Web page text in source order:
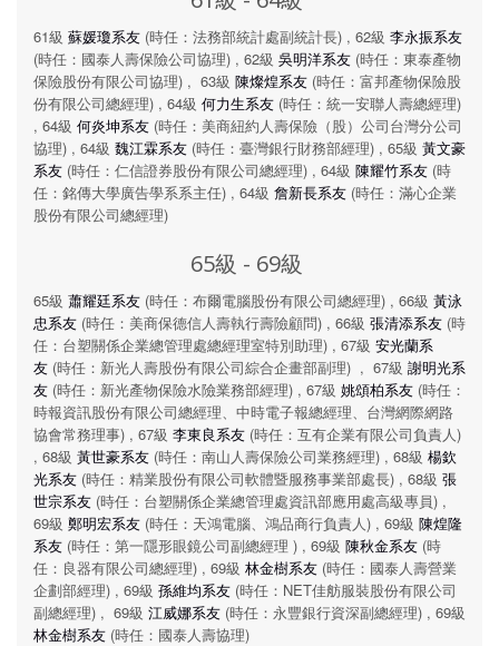
61級 蘇媛瓊系友 (時任：法務部統計處副統計長) , 62級 李永振系友
(時任：國泰人壽保險公司協理) , 62級 吳明洋系友 (時任：東泰產物
保險股份有限公司協理) , 63級 陳燦煌系友 (時任：富邦產物保險股
份有限公司總經理) , 64級 何力生系友 (時任：統一安聯人壽總經理)
, 64級 何炎坤系友 (時任：美商紐約人壽保險（股）公司台灣分公司
協理) , 64級 魏江霖系友 (時任：臺灣銀行財務部經理) , 65級 黃文豪
系友 (時任：仁信證券股份有限公司總經理) , 64級 陳耀竹系友 (時
任：銘傳大學廣告學系系主任) , 64級 詹新長系友 (時任：滿心企業
股份有限公司總經理)
65級 - 69級
65級 蕭耀廷系友 (時任：布爾電腦股份有限公司總經理) , 66級 黃泳
忠系友 (時任：美商保德信人壽執行壽險顧問) , 66級 張清添系友 (時
任：台塑關係企業總管理處總經理室特別助理) , 67級 安光蘭系
友 (時任：新光人壽股份有限公司綜合企畫部副理) , 67級 謝明光系
友 (時任：新光產物保險水險業務部經理) , 67級 姚頌柏系友 (時任：
時報資訊股份有限公司總經理、中時電子報總經理、台灣網際網路
協會常務理事) , 67級 李東良系友 (時任：互有企業有限公司負責人)
, 68級 黃世豪系友 (時任：南山人壽保險公司業務經理) , 68級 楊欽
光系友 (時任：精業股份有限公司軟體暨服務事業部處長) , 68級 張
世宗系友 (時任：台塑關係企業總管理處資訊部應用處高級專員) ,
69級 鄭明宏系友 (時任：天鴻電腦、鴻品商行負責人) , 69級 陳煌隆
系友 (時任：第一隱形眼鏡公司副總經理 ) , 69級 陳秋金系友 (時
任：良器有限公司總經理) , 69級 林金樹系友 (時任：國泰人壽營業
企劃部經理) , 69級 孫維均系友 (時任：NET佳舫服裝股份有限公司
副總經理) , 69級 江威娜系友 (時任：永豐銀行資深副總經理) , 69級
林金樹系友 (時任：國泰人壽協理)